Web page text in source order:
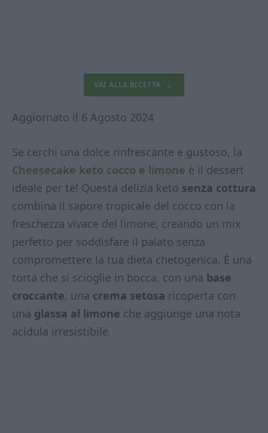
VAI ALLA RICETTA
Aggiornato il 6 Agosto 2024
Se cerchi una dolce rinfrescante e gustoso, la
Cheesecake keto cocco e limone è il dessert
ideale per te! Questa delizia keto senza cottura
combina il sapore tropicale del cocco con la
freschezza vivace del limone, creando un mix
perfetto per soddisfare il palato senza
compromettere la tua dieta chetogenica. È una
torta che si scioglie in bocca, con una base
croccante, una crema setosa ricoperta con
una glassa al limone che aggiunge una nota
acidula irresistibile.